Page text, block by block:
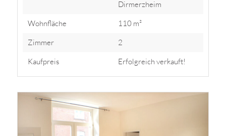
Dirmerzheim
Wohnfläche
110 m²
Zimmer
2
Kaufpreis
Erfolgreich verkauft!